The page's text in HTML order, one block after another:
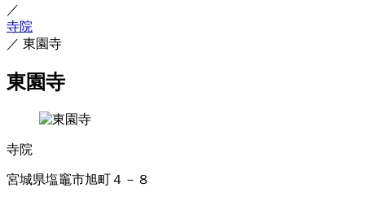
／
寺院
／ 東園寺
東園寺
寺院
宮城県塩竈市旭町４－８